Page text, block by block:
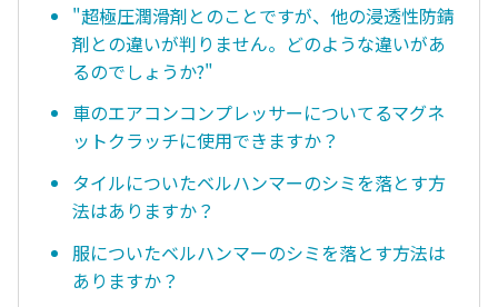
"超極圧潤滑剤とのことですが、他の浸透性防錆
剤との違いが判りません。どのような違いがあ
るのでしょうか?"
車のエアコンコンプレッサーについてるマグネ
ットクラッチに使用できますか？
タイルについたベルハンマーのシミを落とす方
法はありますか？
服についたベルハンマーのシミを落とす方法は
ありますか？